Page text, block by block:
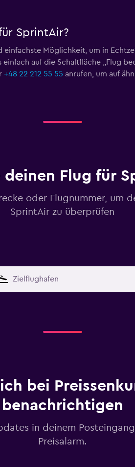
SprintAir?
Möglichkeit, um in
auf die Schaltfläche „Flug
+48 22 212 55 55 anrufen, um auf
deinen Flug für
oder Flugnummer, um
SprintAir zu überprüfen
bei
benachrichtigen
in deinem
Preisalarm.